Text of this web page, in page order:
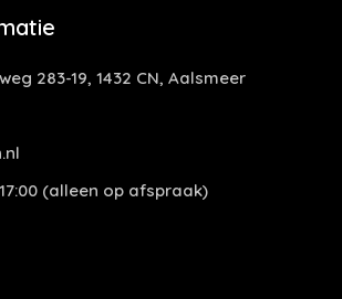
283-19, 1432 CN, Aalsmeer
(alleen op afspraak)